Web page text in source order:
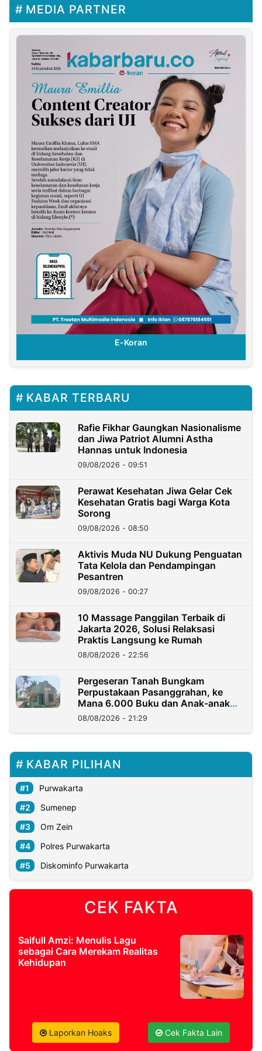
MEDIA PARTNER
E-Koran
KABAR TERBARU
Rafie Fikhar Gaungkan Nasionalisme
dan Jiwa Patriot Alumni Astha
Hannas untuk Indonesia
09/08/2026 - 09:51
Perawat Kesehatan Jiwa Gelar Cek
Kesehatan Gratis bagi Warga Kota
Sorong
09/08/2026 - 08:50
Aktivis Muda NU Dukung Penguatan
Tata Kelola dan Pendampingan
Pesantren
09/08/2026 - 00:27
10 Massage Panggilan Terbaik di
Jakarta 2026, Solusi Relaksasi
Praktis Langsung ke Rumah
08/08/2026 - 22:56
Pergeseran Tanah Bungkam
Perpustakaan Pasanggrahan, ke
Mana 6.000 Buku dan Anak-anak
Kini?
08/08/2026 - 21:29
KABAR PILIHAN
Purwakarta
Sumenep
Om Zein
Polres Purwakarta
Diskominfo Purwakarta
CEK FAKTA
Saifull Amzi: Menulis Lagu
sebagai Cara Merekam Realitas
Kehidupan
Laporkan Hoaks Cek Fakta Lain